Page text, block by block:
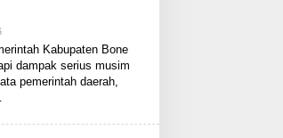
O
E
H
A
Kabupaten Bone
dampak serius musim
pemerintah daerah,